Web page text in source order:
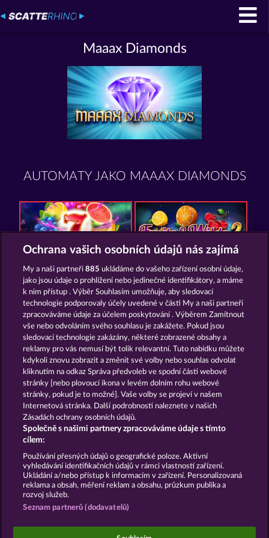
Maaax Diamonds
AUTOMATY JAKO MAAAX DIAMONDS
7 Supernova Fruits Fruits & Wilds 2
Royal Seven Wild Rubies
Podmínky Prohlášení o ochraně údajů
Kontakt Společnost Časté dotazy
Podat Žádost o Odstoupení
Sociální kasinové hry jsou určeny výhradně k
Ochrana vašich osobních údajů nás zajímá
My a naši partneři885 ukládáme do vašeho zařízení osobní údaje,
jako jsou údaje o prohlížení nebo jedinečné identifikátory, a máme
k nim přístup . Výběr Souhlasím umožňuje, aby sledovací
technologie podporovaly účely uvedené v části My a naši partneři
zpracováváme údaje za účelem poskytování . Výběrem Zamítnout
vše nebo odvoláním svého souhlasu je zakážete. Pokud jsou
sledovací technologie zakázány, některé zobrazené obsahy a
reklamy pro vás nemusí být tolik relevantní. Tuto nabídku můžete
kdykoli znovu zobrazit a změnit své volby nebo souhlas odvolat
kliknutím na odkaz Správa předvoleb ve spodní části webové
stránky [nebo plovoucí ikona v levém dolním rohu webové
stránky, pokud je to možné]. Vaše volby se projeví v našem
Internetová stránka. Další podrobnosti naleznete v našich
Zásadách ochrany osobních údajů.
Společně s našimi partnery zpracováváme údaje s tímto
cílem:
Používání přesných údajů o geografické poloze. Aktivní
vyhledávání identifikačních údajů v rámci vlastností zařízení.
Ukládání a/nebo přístup k informacím v zařízení. Personalizovaná
reklama a obsah, měření reklam a obsahu, průzkum publika a
rozvoj služeb.
Seznam partnerů (dodavatelů)